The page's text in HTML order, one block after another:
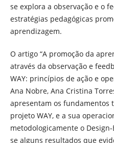
se explora a observação e o
estratégias pedagógicas
aprendizagem.
O artigo “A promoção da
através da observação e
WAY: princípios de ação e
Ana Nobre, Ana Cristina
apresentam os fundamentos
projeto WAY, e a sua
metodologicamente o
se alguns resultados que